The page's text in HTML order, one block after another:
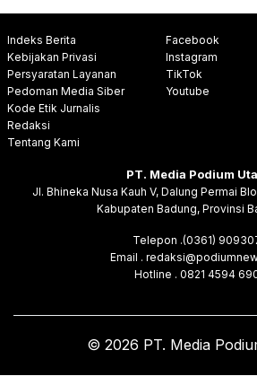
Indeks Berita
Kebijakan Privasi
Persyaratan Layanan
Pedoman Media Siber
Kode Etik Jurnalis
Redaksi
Tentang Kami
Facebook
Instagram
TikTok
Youtube
PT. Media Podium
Jl. Bhineka Nusa Kauh V, Dalung Permai
Kabupaten Badung, Provinsi
Telepon .(0361)
Email .
Hotline . 0821 4594
© 2026 PT. Media